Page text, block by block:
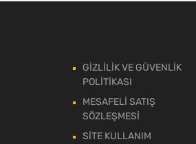
GİZLİLİK VE GÜVENLİK
POLİTİKASI
MESAFELİ SATIŞ
SÖZLEŞMESİ
SİTE KULLANIM